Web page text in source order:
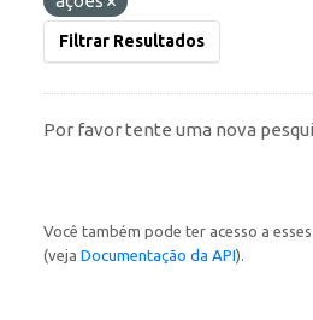
Filtrar Resultados
Por favor tente uma nova
Você também pode ter acesso a
(veja Documentação da API).